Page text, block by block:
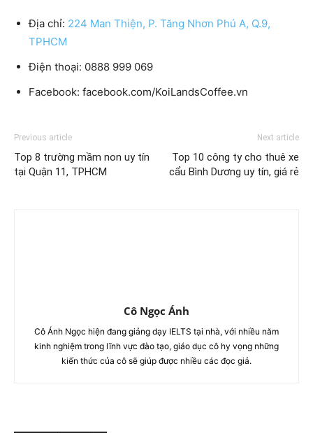
Địa chỉ: 224 Man Thiện, P. Tăng Nhơn Phú A, Q.9,
TPHCM
Điện thoại: 0888 999 069
Facebook: facebook.com/KoiLandsCoffee.vn
Previous article
Top 8 trường mầm non uy tín
tại Quận 11, TPHCM
Next article
Top 10 công ty cho thuê xe
cẩu Bình Dương uy tín, giá rẻ
Cô Ngọc Ánh
Cô Ánh Ngọc hiện đang giảng dạy IELTS tại nhà, với nhiều năm
kinh nghiệm trong lĩnh vực đào tạo, giáo dục cô hy vọng những
kiến thức của cô sẽ giúp được nhiều các đọc giả.